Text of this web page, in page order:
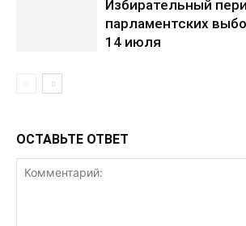
Избирательный
парламентских
14 июля
ОСТАВЬТЕ ОТВЕТ